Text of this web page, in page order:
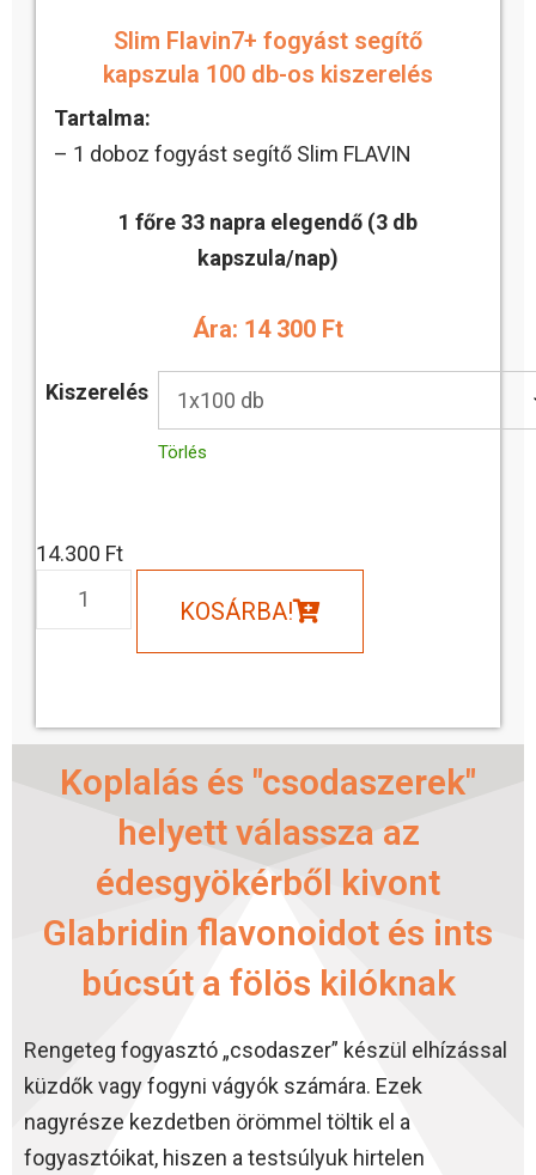
Slim Flavin7+ fogyást segítő
kapszula 100 db-os kiszerelés
Tartalma:
– 1 doboz fogyást segítő Slim FLAVIN
1 főre 33 napra elegendő (3 db
kapszula/nap)
Ára: 14 300 Ft
Kiszerelés
Törlés
14.300 Ft
KOSÁRBA!
Koplalás és "csodaszerek"
helyett válassza az
édesgyökérből kivont
Glabridin flavonoidot és ints
búcsút a fölös kilóknak
Rengeteg fogyasztó „csodaszer” készül elhízással
küzdők vagy fogyni vágyók számára. Ezek
nagyrésze kezdetben örömmel töltik el a
fogyasztóikat, hiszen a testsúlyuk hirtelen